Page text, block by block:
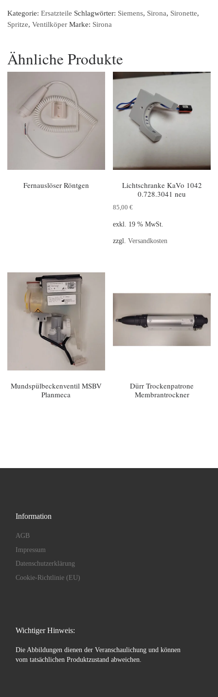
Kategorie: Ersatzteile Schlagwörter: Siemens, Sirona, Sironette,
Spritze, Ventilköper Marke: Sirona
Ähnliche Produkte
Fernauslöser Röntgen
Lichtschranke KaVo 1042
0.728.3041 neu
85,00€
exkl. 19 % MwSt.
zzgl.Versandkosten
Mundspülbeckenventil MSBV
Planmeca
Dürr Trockenpatrone
Membrantrockner
Information
AGB
Impressum
Datenschutzerklärung
Cookie-Richtlinie (EU)
Wichtiger Hinweis:
Die Abbildungen dienen der Veranschaulichung und können
vom tatsächlichen Produktzustand abweichen.